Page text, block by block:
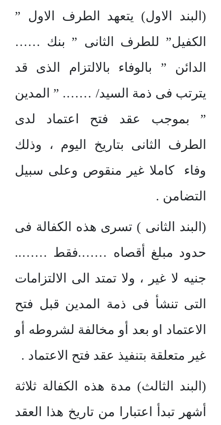
(البند الاول) يتعهد الطرف الاول ”
الكفيل” للطرف الثانى ” بنك ……
الدائن ” بالوفاء بالالتزام الذى قد
يترتب فى ذمة السيد/ ……. ” المدين
” بموجب عقد فتح اعتماد لدى
الطرف الثانى بتاريخ اليوم ، وذلك
وفاء كاملا غير منقوص وعلى سبيل
التضامن .
(البند الثانى ) تسرى هذه الكفالة فى
حدود مبلغ أقصاه …….فقط ……..
جنيه لا غير ، ولا تمتد الى الالتزامات
التى تنشأ فى ذمة المدين قبل فتح
الاعتماد او بعد أو مخالفة لشروطه أو
غير متعلقة بتنفيذ عقد فتح الاعتماد .
(البند الثالث) مدة هذه الكفالة ثلاثة
أشهر تبدأ اعتبارا من تاريخ هذا العقد